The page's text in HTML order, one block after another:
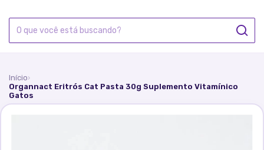
Início›
Organnact Eritrós Cat Pasta 30g Suplemento Vitamínico
Gatos